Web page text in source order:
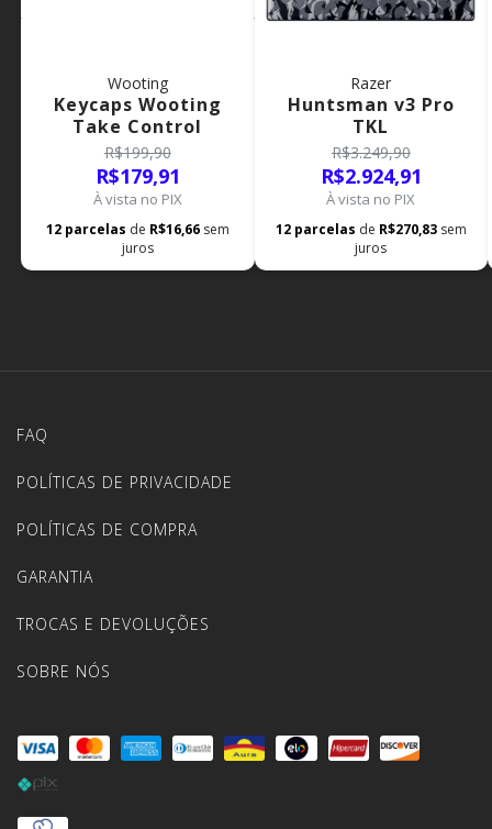
Wooting
Keycaps Wooting
Take Control
R$199,90
R$179,91
À vista no PIX
12 parcelas de R$16,66 sem
juros
Razer
Huntsman v3 Pro
TKL
R$3.249,90
R$2.924,91
À vista no PIX
12 parcelas de R$270,83 sem
juros
FAQ
POLÍTICAS DE PRIVACIDADE
POLÍTICAS DE COMPRA
GARANTIA
TROCAS E DEVOLUÇÕES
SOBRE NÓS